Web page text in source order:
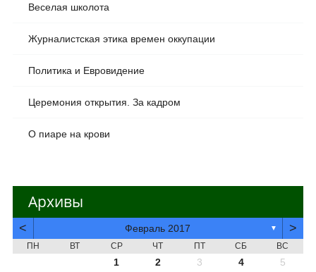
Веселая школота
Журналистская этика времен оккупации
Политика и Евровидение
Церемония открытия. За кадром
О пиаре на крови
Архивы
< Февраль 2017 ▼ >
ПН ВТ СР ЧТ ПТ СБ ВС
1 2 3 4
5